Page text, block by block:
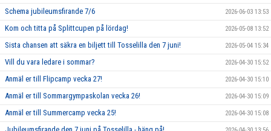
Schema jubileumsfirande 7/6 2026-06-03 13:53
Kom och titta på Splittcupen på lördag! 2026-05-08 13:52
Sista chansen att säkra en biljett till Tosselilla den 7 juni! 2026-05-04 15:34
Vill du vara ledare i sommar? 2026-04-30 15:52
Anmäl er till Flipcamp vecka 27! 2026-04-30 15:10
Anmäl er till Sommargympaskolan vecka 26! 2026-04-30 15:09
Anmäl er till Summercamp vecka 25! 2026-04-30 15:08